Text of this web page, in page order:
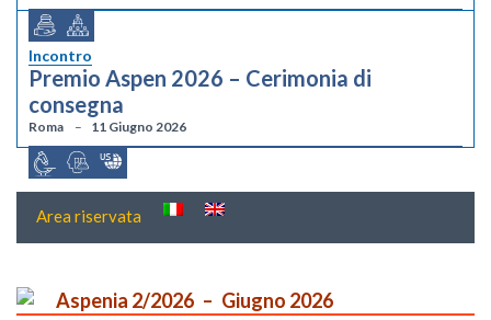
Incontro
Premio Aspen 2026 – Cerimonia di
consegna
Roma 11 Giugno 2026
Area riservata
Aspenia 2/2026 Giugno 2026